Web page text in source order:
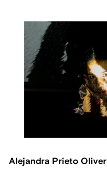
Alejandra Prieto Oliver